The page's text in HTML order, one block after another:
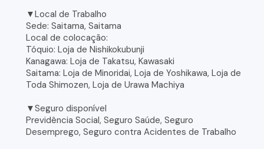
▼Local de Trabalho
Sede: Saitama, Saitama
Local de colocação:
Tóquio: Loja de Nishikokubunji
Kanagawa: Loja de Takatsu, Kawasaki
Saitama: Loja de Minoridai, Loja de Yoshikawa, Loja de
Toda Shimozen, Loja de Urawa Machiya
▼Seguro disponível
Previdência Social, Seguro Saúde, Seguro
Desemprego, Seguro contra Acidentes de Trabalho